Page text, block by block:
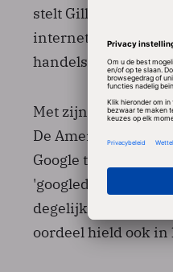
stelt Gillespie. Voor
internet. En
handelsmerk.
Met zijn redenering
De Amerikaanse
Google tegen hem
degelijk inbreuk op
oordeel hield ook in